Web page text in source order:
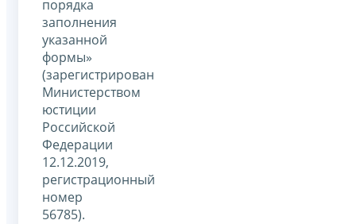
порядка
заполнения
указанной
формы»
(зарегистрирован
Министерством
юстиции
Российской
Федерации
12.12.2019,
регистрационный
номер
56785).